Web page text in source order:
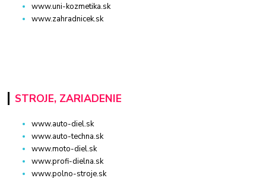
www.uni-kozmetika.sk
www.zahradnicek.sk
STROJE, ZARIADENIE
www.auto-diel.sk
www.auto-techna.sk
www.moto-diel.sk
www.profi-dielna.sk
www.polno-stroje.sk